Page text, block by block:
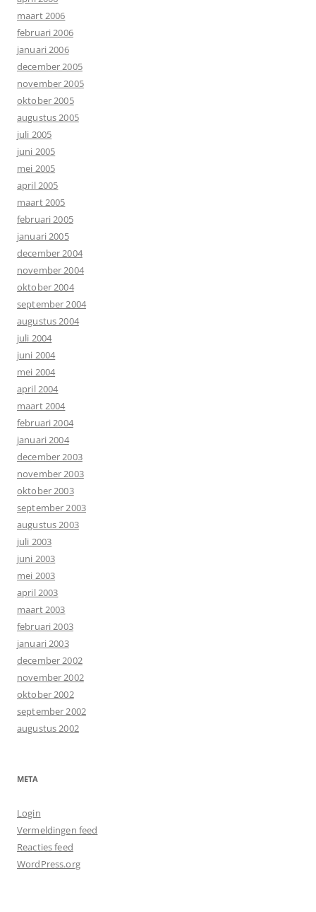
maart 2006
februari 2006
januari 2006
december 2005
november 2005
oktober 2005
augustus 2005
juli 2005
juni 2005
mei 2005
april 2005
maart 2005
februari 2005
januari 2005
december 2004
november 2004
oktober 2004
september 2004
augustus 2004
juli 2004
juni 2004
mei 2004
april 2004
maart 2004
februari 2004
januari 2004
december 2003
november 2003
oktober 2003
september 2003
augustus 2003
juli 2003
juni 2003
mei 2003
april 2003
maart 2003
februari 2003
januari 2003
december 2002
november 2002
oktober 2002
september 2002
augustus 2002
META
Login
Vermeldingen feed
Reacties feed
WordPress.org